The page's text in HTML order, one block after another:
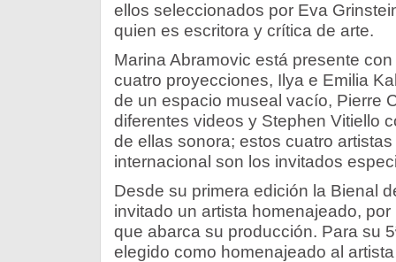
ellos seleccionados por Eva
quien es escritora y crítica de arte.
Marina Abramovic está presente
cuatro proyecciones, Ilya e Emilia
de un espacio museal vacío, Pierre
diferentes videos y Stephen Vitiello
de ellas sonora; estos cuatro
internacional son los invitados
Desde su primera edición la Bienal
invitado un artista homenajeado,
que abarca su producción. Para su
elegido como homenajeado al